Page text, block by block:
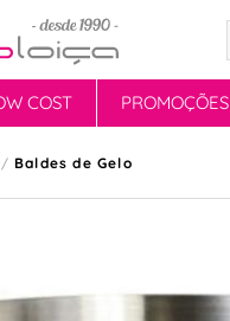
COST PROMOÇÕES
Baldes de Gelo